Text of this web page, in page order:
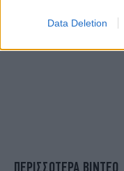
Data Deletion
ΠΕΡΙΣΣΟΤΕΡΑ ΒΙΝΤΕΟ